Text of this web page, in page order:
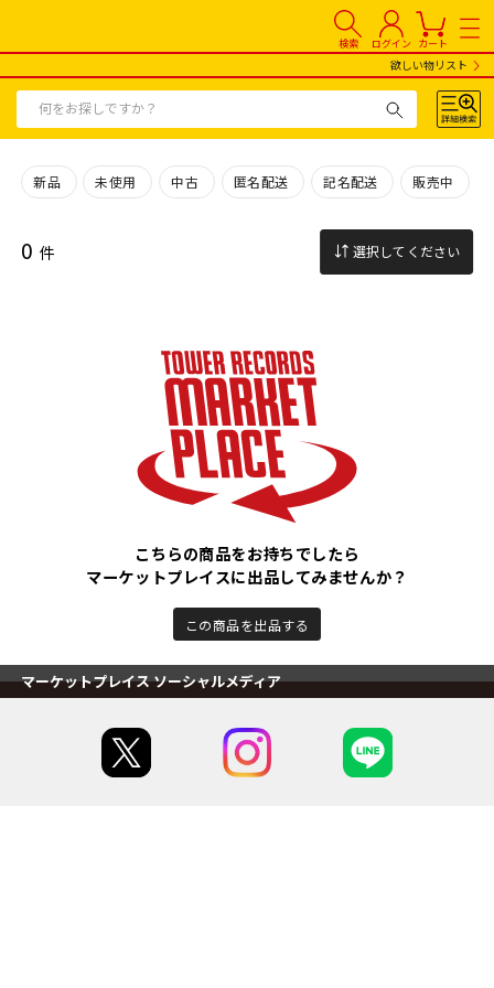
検索 ログイン カート
欲しい物リスト
新品 未使用 中古 匿名配送 記名配送 販売中
0 件 選択してください
こちらの商品をお持ちでしたら
マーケットプレイスに出品してみませんか？
この商品を出品する
マーケットプレイス ソーシャルメディア